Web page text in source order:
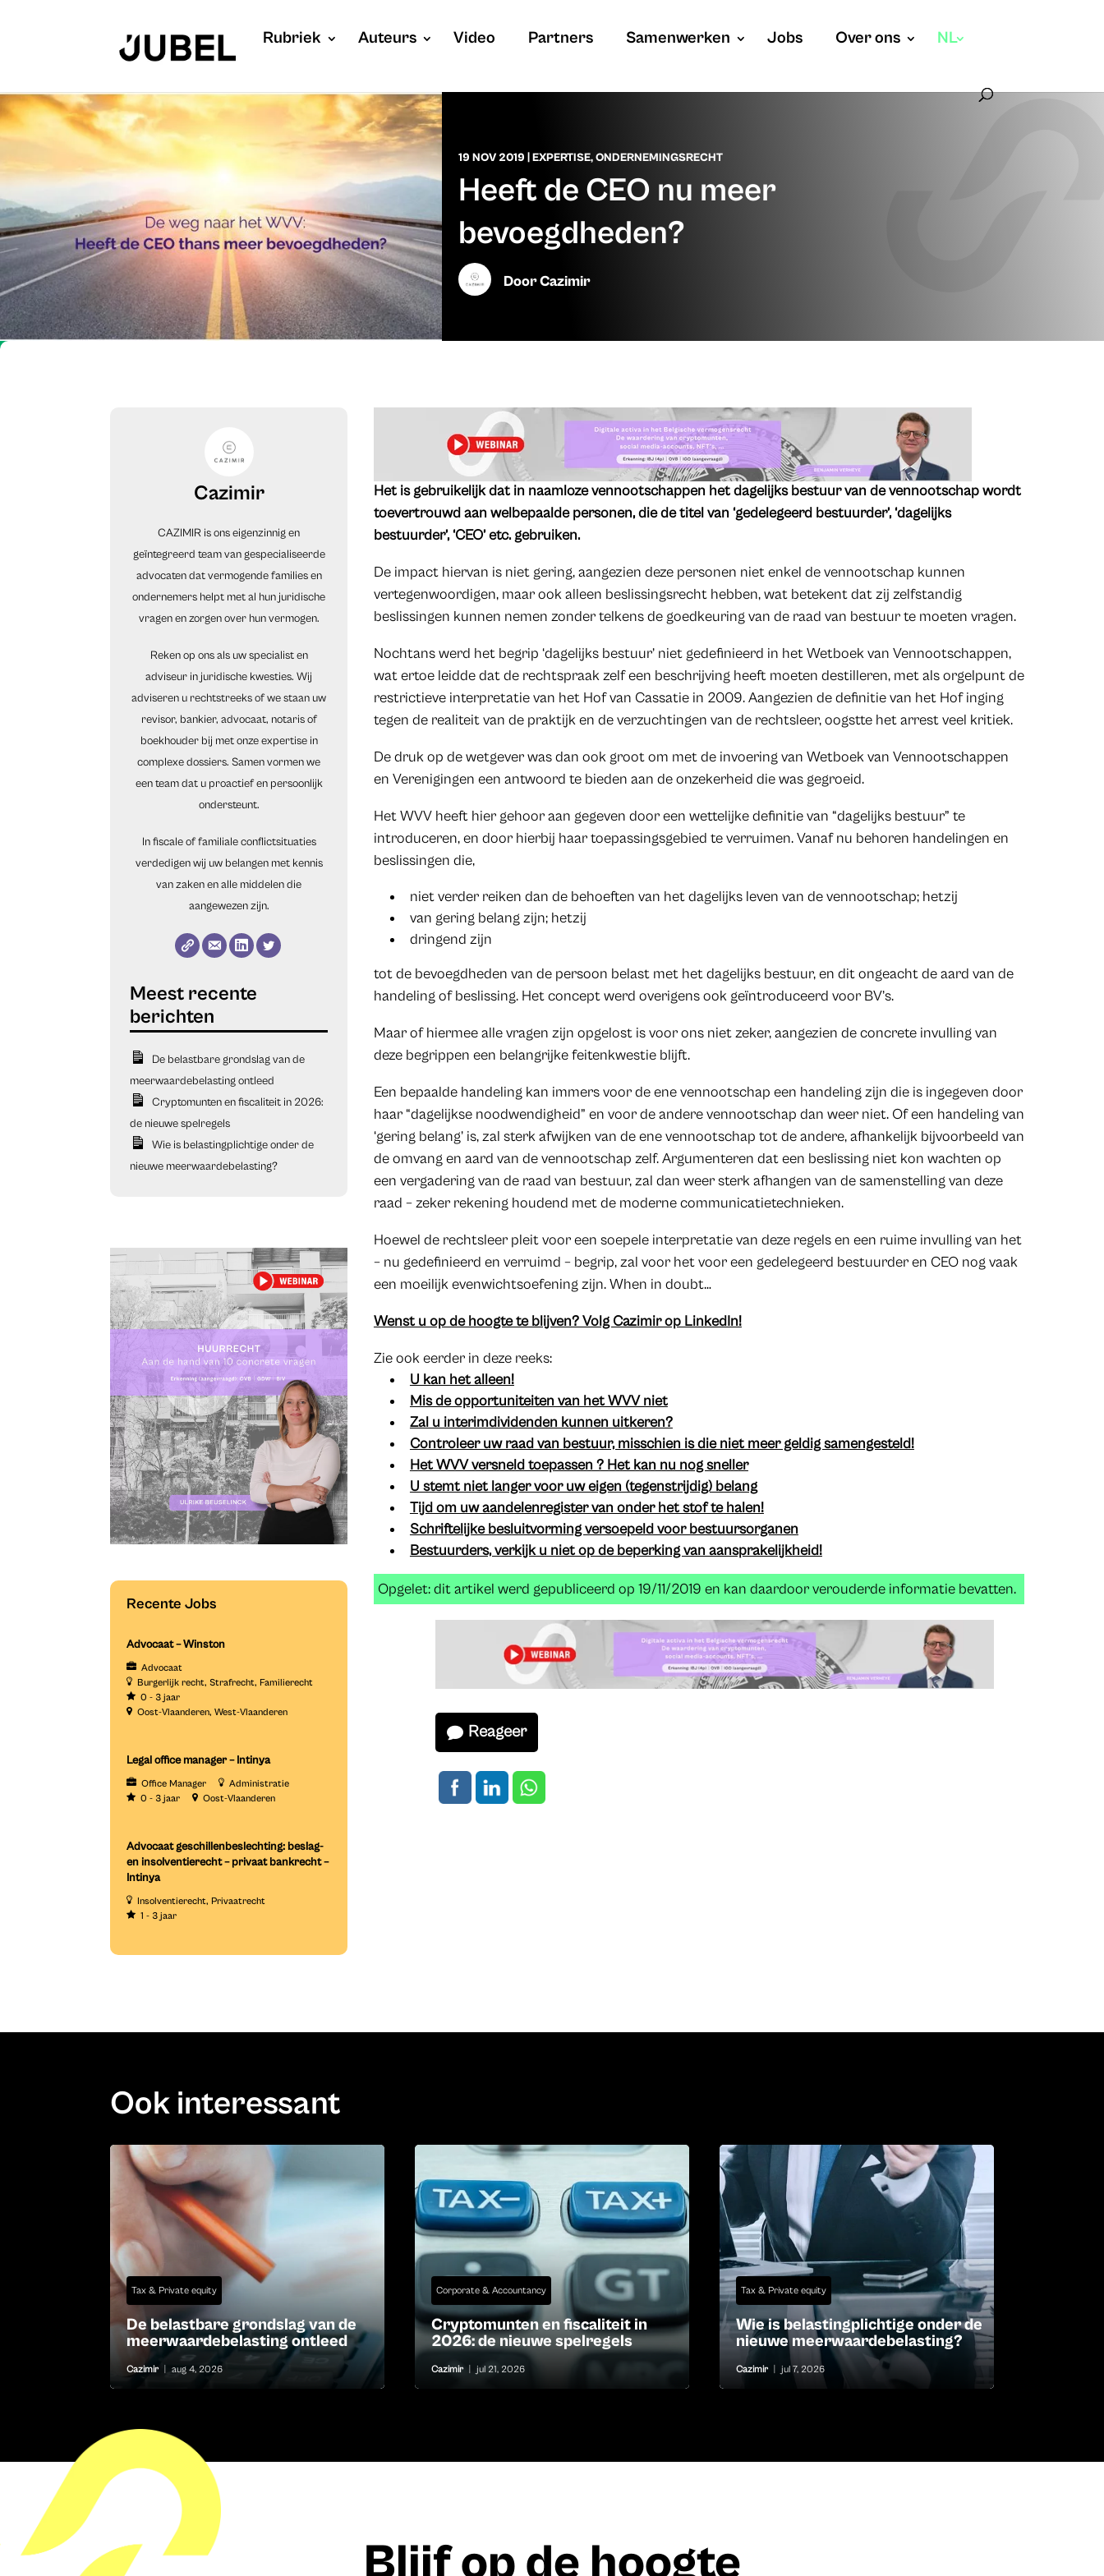
Rubriek Auteurs Video Partners Samenwerken Jobs Over ons NL
19 NOV 2019 EXPERTISE,ONDERNEMINGSRECHT
Heeft de CEO nu meer
bevoegdheden?
DoorCazimir
Cazimir
CAZIMIR is ons eigenzinnig en
geïntegreerd team van gespecialiseerde
advocaten dat vermogende families en
ondernemers helpt met al hun juridische
vragen en zorgen over hun vermogen.
Reken op ons als uw specialist en
adviseur in juridische kwesties. Wij
adviseren u rechtstreeks of we staan uw
revisor, bankier, advocaat, notaris of
boekhouder bij met onze expertise in
complexe dossiers. Samen vormen we
een team dat u proactief en persoonlijk
ondersteunt.
In fiscale of familiale conflictsituaties
verdedigen wij uw belangen met kennis
van zaken en alle middelen die
aangewezen zijn.
De belastbare grondslag van de
meerwaardebelasting ontleed
Cryptomunten en fiscaliteit in 2026:
de nieuwe spelregels
Wie is belastingplichtige onder de
nieuwe meerwaardebelasting?
Recente Jobs
Advocaat – Winston
Advocaat
Burgerlijk recht Strafrecht Familierecht
0 - 3 jaar
Oost-Vlaanderen West-Vlaanderen
Legal office manager – Intinya
Office Manager
Administratie
0 - 3 jaar
Oost-Vlaanderen
Advocaat geschillenbeslechting: beslag-
en insolventierecht – privaat bankrecht –
Intinya
Insolventierecht Privaatrecht
1 - 3 jaar
Het is gebruikelijk dat in naamloze vennootschappen het dagelijks bestuur van de vennootschap wordt
toevertrouwd aan welbepaalde personen, die de titel van ‘gedelegeerd bestuurder’, ‘dagelijks
bestuurder’, ‘CEO’ etc. gebruiken.
De impact hiervan is niet gering, aangezien deze personen niet enkel de vennootschap kunnen
vertegenwoordigen, maar ook alleen beslissingsrecht hebben, wat betekent dat zij zelfstandig
beslissingen kunnen nemen zonder telkens de goedkeuring van de raad van bestuur te moeten vragen.
Nochtans werd het begrip ‘dagelijks bestuur’ niet gedefinieerd in het Wetboek van Vennootschappen,
wat ertoe leidde dat de rechtspraak zelf een beschrijving heeft moeten destilleren, met als orgelpunt de
restrictieve interpretatie van het Hof van Cassatie in 2009. Aangezien de definitie van het Hof inging
tegen de realiteit van de praktijk en de verzuchtingen van de rechtsleer, oogstte het arrest veel kritiek.
De druk op de wetgever was dan ook groot om met de invoering van Wetboek van Vennootschappen
en Verenigingen een antwoord te bieden aan de onzekerheid die was gegroeid.
Het WVV heeft hier gehoor aan gegeven door een wettelijke definitie van “dagelijks bestuur” te
introduceren, en door hierbij haar toepassingsgebied te verruimen. Vanaf nu behoren handelingen en
beslissingen die,
niet verder reiken dan de behoeften van het dagelijks leven van de vennootschap; hetzij
van gering belang zijn; hetzij
dringend zijn
tot de bevoegdheden van de persoon belast met het dagelijks bestuur, en dit ongeacht de aard van de
handeling of beslissing. Het concept werd overigens ook geïntroduceerd voor BV’s.
Maar of hiermee alle vragen zijn opgelost is voor ons niet zeker, aangezien de concrete invulling van
deze begrippen een belangrijke feitenkwestie blijft.
Een bepaalde handeling kan immers voor de ene vennootschap een handeling zijn die is ingegeven door
haar “dagelijkse noodwendigheid” en voor de andere vennootschap dan weer niet. Of een handeling van
‘gering belang’ is, zal sterk afwijken van de ene vennootschap tot de andere, afhankelijk bijvoorbeeld van
de omvang en aard van de vennootschap zelf. Argumenteren dat een beslissing niet kon wachten op
een vergadering van de raad van bestuur, zal dan weer sterk afhangen van de samenstelling van deze
raad – zeker rekening houdend met de moderne communicatietechnieken.
Hoewel de rechtsleer pleit voor een soepele interpretatie van deze regels en een ruime invulling van het
– nu gedefinieerd en verruimd – begrip, zal voor het voor een gedelegeerd bestuurder en CEO nog vaak
een moeilijk evenwichtsoefening zijn. When in doubt…
Wenst u op de hoogte te blijven? Volg Cazimir op LinkedIn!
Zie ook eerder in deze reeks:
U kan het alleen!
Mis de opportuniteiten van het WVV niet
Zal u interimdividenden kunnen uitkeren?
Controleer uw raad van bestuur, misschien is die niet meer geldig samengesteld!
Het WVV versneld toepassen ? Het kan nu nog sneller
U stemt niet langer voor uw eigen (tegenstrijdig) belang
Tijd om uw aandelenregister van onder het stof te halen!
Schriftelijke besluitvorming versoepeld voor bestuursorganen
Bestuurders, verkijk u niet op de beperking van aansprakelijkheid!
Opgelet: dit artikel werd gepubliceerd op 19/11/2019 en kan daardoor verouderde informatie bevatten.
Reageer
Ook interessant
Tax & Private equity
De belastbare grondslag van de
meerwaardebelasting ontleed
Cazimir aug 4, 2026
Corporate & Accountancy
Cryptomunten en fiscaliteit in
2026: de nieuwe spelregels
Cazimir jul 21, 2026
Tax & Private equity
Wie is belastingplichtige onder de
nieuwe meerwaardebelasting?
Cazimir jul 7, 2026
Blijf op de hoogte